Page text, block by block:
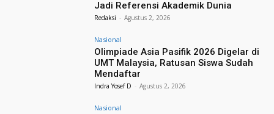
Jadi Referensi Akademik Dunia
Redaksi - Agustus 2, 2026
Nasional
Olimpiade Asia Pasifik 2026 Digelar di
UMT Malaysia, Ratusan Siswa Sudah
Mendaftar
Indra Yosef D - Agustus 2, 2026
Nasional